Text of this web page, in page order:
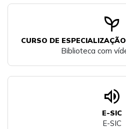
psychiatry
CURSO DE
Biblioteca com
volume_up
E-SIC
E-SIC